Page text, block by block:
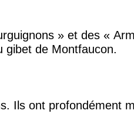
» et des «
gibet de Montfaucon.
Ils ont profondément